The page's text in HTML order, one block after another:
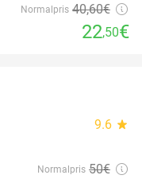
Normalpris 40,60€
22,50€
9.6 star
Normalpris 50€